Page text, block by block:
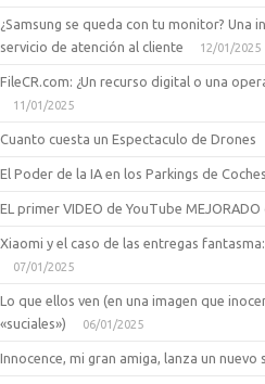
¿Samsung se queda con tu monitor? Una
servicio de atención al cliente
12/01/2025
FileCR.com: ¿Un recurso digital o una
11/01/2025
Cuanto cuesta un Espectaculo de Drones
El Poder de la IA en los Parkings de Coches
EL primer VIDEO de YouTube MEJORADO
Xiaomi y el caso de las entregas
07/01/2025
Lo que ellos ven (en una imagen que
«suciales»)
06/01/2025
Innocence, mi gran amiga, lanza un nuevo